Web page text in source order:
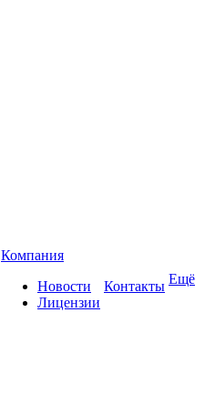
Компания
Новости
Лицензии
Контакты Ещё